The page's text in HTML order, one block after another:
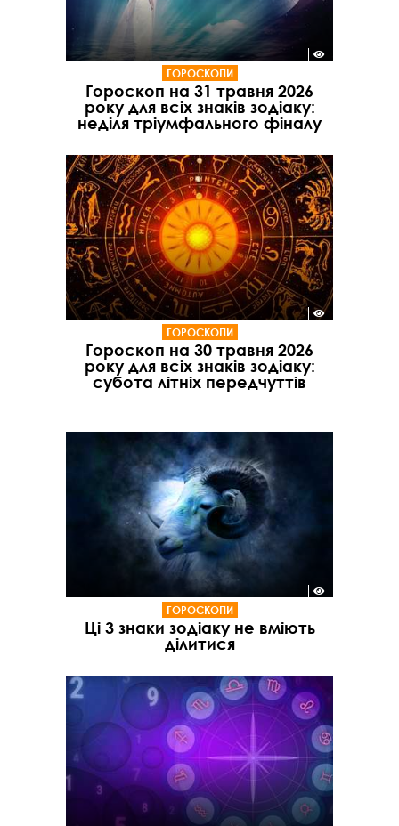
ГОРОСКОПИ
Гороскоп на 31 травня 2026
року для всіх знаків зодіаку:
неділя тріумфального фіналу
ГОРОСКОПИ
Гороскоп на 30 травня 2026
року для всіх знаків зодіаку:
субота літніх передчуттів
ГОРОСКОПИ
Ці 3 знаки зодіаку не вміють
ділитися